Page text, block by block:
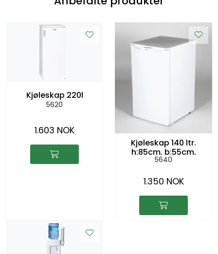
Kjøleskap 220l
5620
1.603 NOK
Kjøleskap 140 ltr.
h:85cm, b:55cm,
d:60cm
5640
1.350 NOK